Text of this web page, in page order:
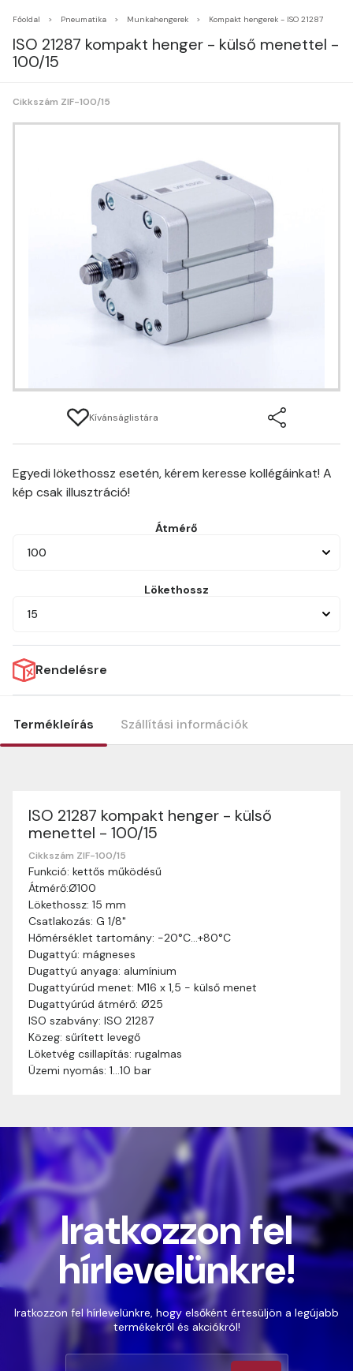
Főoldal Pneumatika Munkahengerek Kompakt hengerek - ISO 21287
ISO 21287 kompakt henger - külső menettel -
100/15
Cikkszám ZIF-100/15
Kívánságlistára
Egyedi lökethossz esetén, kérem keresse kollégáinkat! A
kép csak illusztráció!
Átmérő
100
Lökethossz
15
Rendelésre
Termékleírás Szállítási információk
ISO 21287 kompakt henger - külső
menettel - 100/15
Cikkszám ZIF-100/15
Funkció: kettős működésű
Átmérő:Ø100
Lökethossz: 15 mm
Csatlakozás: G 1/8"
Hőmérséklet tartomány: -20°C…+80°C
Dugattyú: mágneses
Dugattyú anyaga: alumínium
Dugattyúrúd menet: M16 x 1,5 - külső menet
Dugattyúrúd átmérő: Ø25
ISO szabvány: ISO 21287
Közeg: sűrített levegő
Löketvég csillapítás: rugalmas
Üzemi nyomás: 1…10 bar
Szállítási információk
Nagyon köszönjük, hogy webshopunkat választottátok
vásárlásaitokhoz. Az alábbiakban megtaláljátok szállítási
információinkat, hogy a vásárlásotok gördülékenyen és
zökkenőmentesen történhessen.
Szállítási idő:
munkanapon belül kézbesítjük. Amennyiben
valamilyen okból kifolyólag a szállítás hosszabb
ideig tart, előre értesítünk benneteket.
Szállítási díj: A szállítási díj függ a termék súlyától
és a szállítási cím távolságától. A pontos szállítási
díjat a vásárlás folyamata során megtekinthetitek,
mielőtt a rendelést véglegesítitek.
Iratkozzon fel
hírlevelünkre!
Iratkozzon fel hírlevelünkre, hogy elsőként értesüljön a legújabb
termékekről és akciókról!